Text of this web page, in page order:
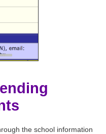
the school information